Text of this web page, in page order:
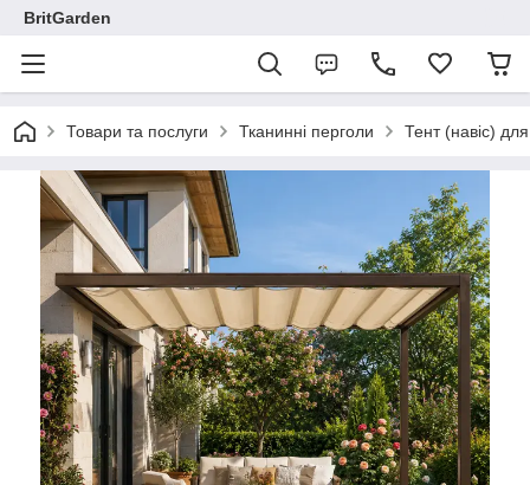
BritGarden
Товари та послуги Тканинні перголи Тент (навіс)